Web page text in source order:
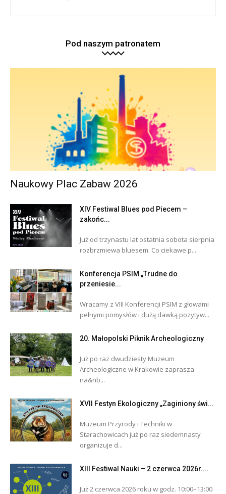
Pod naszym patronatem
Naukowy Plac Zabaw 2026
XIV Festiwal Blues pod Piecem –
zakońc...
Już od trzynastu lat ostatnia sobota sierpnia
rozbrzmiewa bluesem. Co ciekawe p...
Konferencja PSIM „Trudne do
przeniesie...
Wracamy z VIII Konferencji PSIM z głowami
pełnymi pomysłów i dużą dawką pozytyw...
20. Małopolski Piknik Archeologiczny
Już po raz dwudziesty Muzeum
Archeologiczne w Krakowie zaprasza
na&nb...
XVII Festyn Ekologiczny „Zaginiony świ...
Muzeum Przyrody i Techniki w
Starachowicach już po raz siedemnasty
organizuje d...
XIII Festiwal Nauki – 2 czerwca 2026r....
Już 2 czerwca 2026 roku w godz. 10:00–13:00